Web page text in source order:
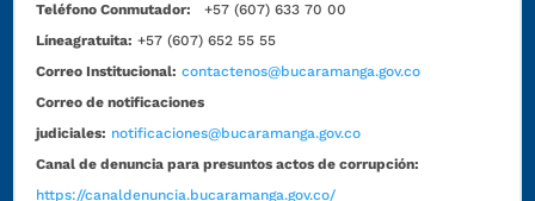
Teléfono Conmutador:
+57 (607) 633 70 00
Líneagratuita: +57 (607) 652 55 55
Correo Institucional: contactenos@bucaramanga.gov.co
Correo de notificaciones
judiciales: notificaciones@bucaramanga.gov.co
Canal de denuncia para presuntos actos de corrupción:
https://canaldenuncia.bucaramanga.gov.co/